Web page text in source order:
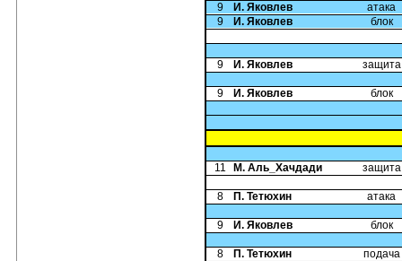
9 И. Яковлев
атака
9
И. Яковлев блок
9 И. Яковлев защита
9 И. Яковлев блок
11 М. Аль_Хачдади защита
8 П. Тетюхин атака
9 И. Яковлев блок
8 П. Тетюхин
подача